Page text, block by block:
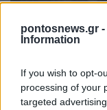
pontosnews.gr -
Information
If you wish to opt-
processing of your
targeted